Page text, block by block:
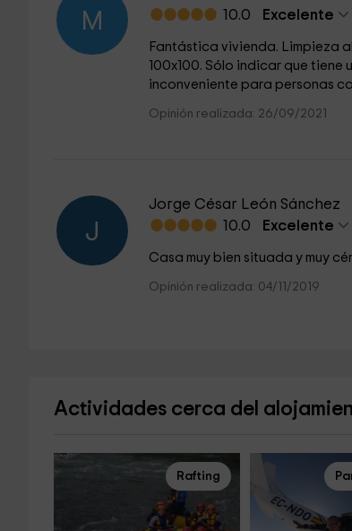
M 10.0 Excelente
Fantástica vivienda. Limpieza
100x100. Sólo indicar que
inconveniente para personas
Opinión realizada: 26/09/2021
J
Jorge César León Sánchez
10.0 Excelente
Casa muy bien situada y muy
Opinión realizada: 04/11/2019
Actividades cerca del
Rafting